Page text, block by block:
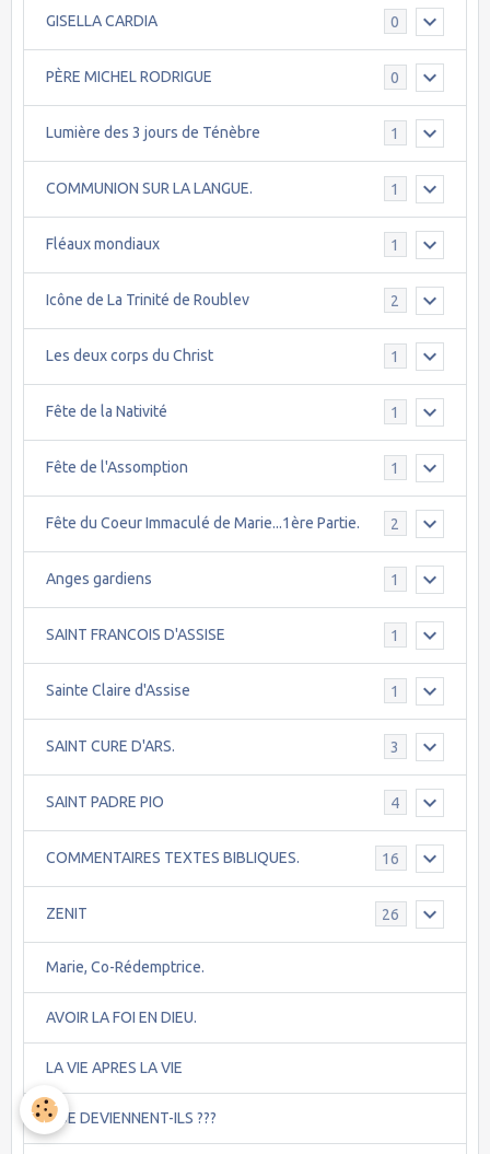
GISELLA CARDIA 0
PÈRE MICHEL RODRIGUE 0
Lumière des 3 jours de Ténèbre 1
COMMUNION SUR LA LANGUE. 1
Fléaux mondiaux 1
Icône de La Trinité de Roublev 2
Les deux corps du Christ 1
Fête de la Nativité 1
Fête de l'Assomption 1
Fête du Coeur Immaculé de Marie...1ère Partie. 2
Anges gardiens 1
SAINT FRANCOIS D'ASSISE 1
Sainte Claire d'Assise 1
SAINT CURE D'ARS. 3
SAINT PADRE PIO 4
COMMENTAIRES TEXTES BIBLIQUES. 16
ZENIT 26
Marie, Co-Rédemptrice.
AVOIR LA FOI EN DIEU.
LA VIE APRES LA VIE
QUE DEVIENNENT-ILS ???